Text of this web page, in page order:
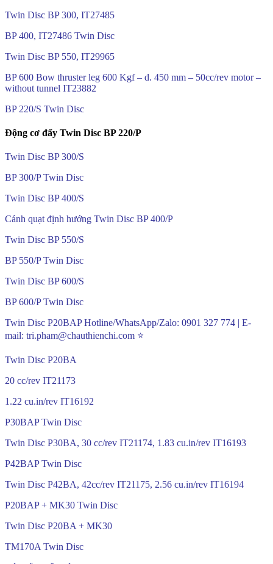
Twin Disc BP 300, IT27485
BP 400, IT27486 Twin Disc
Twin Disc BP 550, IT29965
BP 600 Bow thruster leg 600 Kgf – d. 450 mm – 50cc/rev motor –
without tunnel IT23882
BP 220/S Twin Disc
Động cơ đẩy Twin Disc BP 220/P
Twin Disc BP 300/S
BP 300/P Twin Disc
Twin Disc BP 400/S
Cánh quạt định hướng Twin Disc BP 400/P
Twin Disc BP 550/S
BP 550/P Twin Disc
Twin Disc BP 600/S
BP 600/P Twin Disc
Twin Disc P20BAP Hotline/WhatsApp/Zalo: 0901 327 774 | E-
mail: tri.pham@chauthienchi.com ⭐
Twin Disc P20BA
20 cc/rev IT21173
1.22 cu.in/rev IT16192
P30BAP Twin Disc
Twin Disc P30BA, 30 cc/rev IT21174, 1.83 cu.in/rev IT16193
P42BAP Twin Disc
Twin Disc P42BA, 42cc/rev IT21175, 2.56 cu.in/rev IT16194
P20BAP + MK30 Twin Disc
Twin Disc P20BA + MK30
TM170A Twin Disc